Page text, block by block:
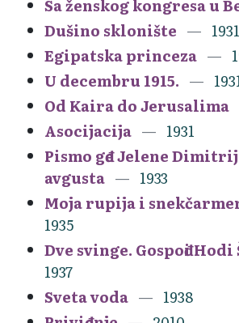
Sa ženskog kongresa u
Dušino sklonište
1931
Egipatska princeza
U decembru 1915.
Od Kaira do Jerusalima
Asocijacija
1931
Pismo gđe Jelene
avgusta
1933
Moja rupija i
1935
Dve svinge. Gospođi
1937
Sveta voda
1938